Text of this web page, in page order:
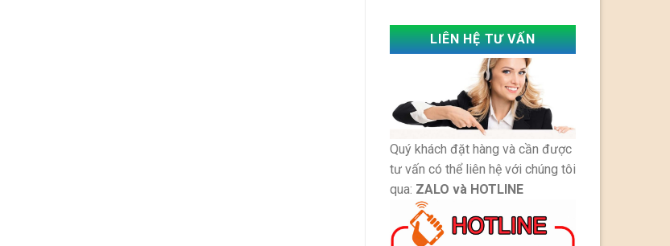
LIÊN HỆ TƯ VẤN
Quý khách đặt hàng và cần được
tư vấn có thể liên hệ với chúng tôi
qua: ZALO và HOTLINE